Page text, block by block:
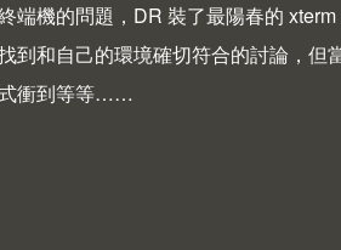
端機的問題，DR 裝了最陽春的 xterm
到和自己的環境確切符合的討論，但
式衝到等等……